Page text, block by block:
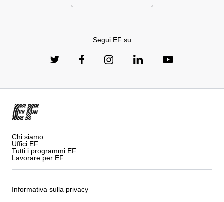
Segui EF su
Chi siamo
Uffici EF
Tutti i programmi EF
Lavorare per EF
Informativa sulla privacy